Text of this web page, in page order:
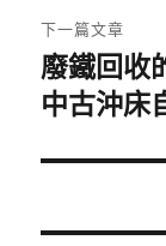
章:
下一篇文章
下
一
文
廢鐵回收
中古沖床